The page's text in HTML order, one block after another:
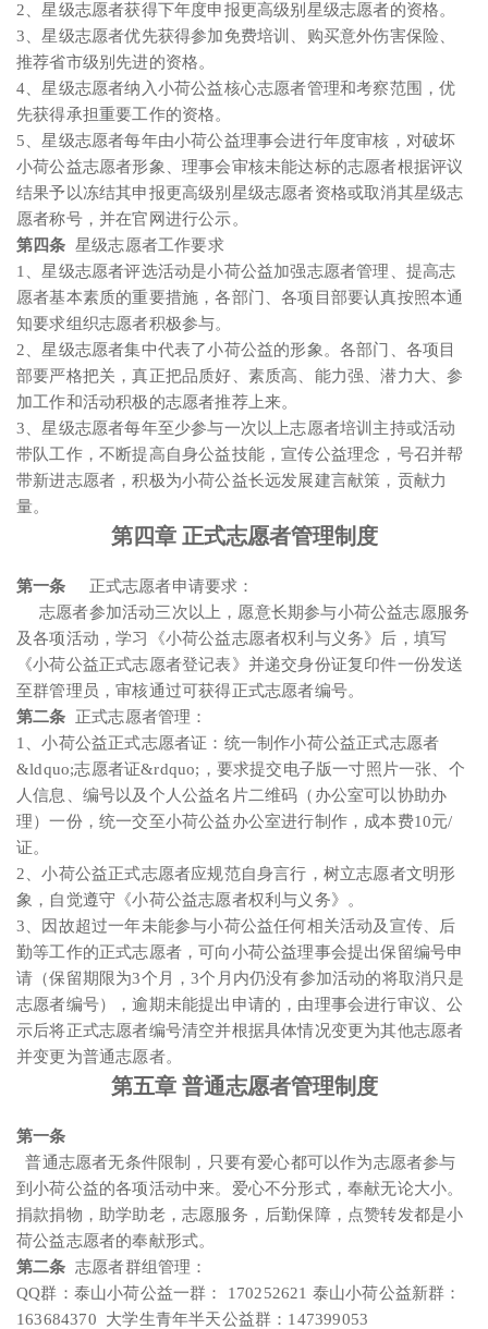
2、星级志愿者获得下年度申报更高级别星级志愿者的资格。
3、星级志愿者优先获得参加免费培训、购买意外伤害保险、
推荐省市级别先进的资格。
4、星级志愿者纳入小荷公益核心志愿者管理和考察范围，优
先获得承担重要工作的资格。
5、星级志愿者每年由小荷公益理事会进行年度审核，对破坏
小荷公益志愿者形象、理事会审核未能达标的志愿者根据评议
结果予以冻结其申报更高级别星级志愿者资格或取消其星级志
愿者称号，并在官网进行公示。
第四条 星级志愿者工作要求
1、星级志愿者评选活动是小荷公益加强志愿者管理、提高志
愿者基本素质的重要措施，各部门、各项目部要认真按照本通
知要求组织志愿者积极参与。
2、星级志愿者集中代表了小荷公益的形象。各部门、各项目
部要严格把关，真正把品质好、素质高、能力强、潜力大、参
加工作和活动积极的志愿者推荐上来。
3、星级志愿者每年至少参与一次以上志愿者培训主持或活动
带队工作，不断提高自身公益技能，宣传公益理念，号召并帮
带新进志愿者，积极为小荷公益长远发展建言献策，贡献力
量。
第四章 正式志愿者管理制度
第一条
正式志愿者申请要求：
志愿者参加活动三次以上，愿意长期参与小荷公益志愿服务
及各项活动，学习《小荷公益志愿者权利与义务》后，填写
《小荷公益正式志愿者登记表》并递交身份证复印件一份发送
至群管理员，审核通过可获得正式志愿者编号。
第二条 正式志愿者管理：
1、小荷公益正式志愿者证：统一制作小荷公益正式志愿者
&ldquo;志愿者证&rdquo;，要求提交电子版一寸照片一张、个
人信息、编号以及个人公益名片二维码（办公室可以协助办
理）一份，统一交至小荷公益办公室进行制作，成本费10元/
证。
2、小荷公益正式志愿者应规范自身言行，树立志愿者文明形
象，自觉遵守《小荷公益志愿者权利与义务》。
3、因故超过一年未能参与小荷公益任何相关活动及宣传、后
勤等工作的正式志愿者，可向小荷公益理事会提出保留编号申
请（保留期限为3个月，3个月内仍没有参加活动的将取消只是
志愿者编号），逾期未能提出申请的，由理事会进行审议、公
示后将正式志愿者编号清空并根据具体情况变更为其他志愿者
并变更为普通志愿者。
第五章 普通志愿者管理制度
第一条
普通志愿者无条件限制，只要有爱心都可以作为志愿者参与
到小荷公益的各项活动中来。爱心不分形式，奉献无论大小。
捐款捐物，助学助老，志愿服务，后勤保障，点赞转发都是小
荷公益志愿者的奉献形式。
第二条 志愿者群组管理：
QQ群：泰山小荷公益一群： 170252621 泰山小荷公益新群：
163684370 大学生青年半天公益群：147399053